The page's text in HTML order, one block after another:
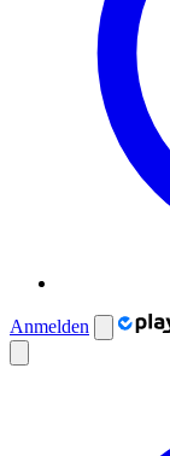
Anmelden